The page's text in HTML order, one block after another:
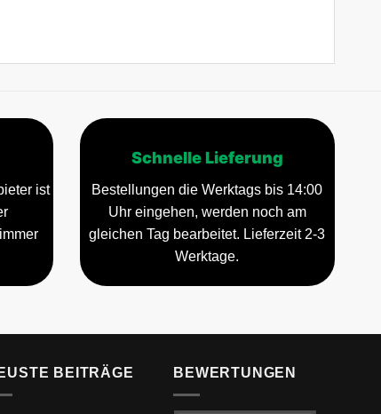
ist
Schnelle Lieferung
Bestellungen die Werktags bis 14:00
Uhr eingehen, werden noch am
gleichen Tag bearbeitet. Lieferzeit 2-3
Werktage.
BEITRÄGE BEWERTUNGEN